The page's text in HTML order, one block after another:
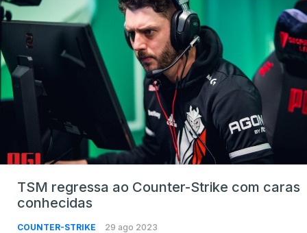
TSM regressa ao Counter-Strike com caras
conhecidas
COUNTER-STRIKE 29 ago 2023